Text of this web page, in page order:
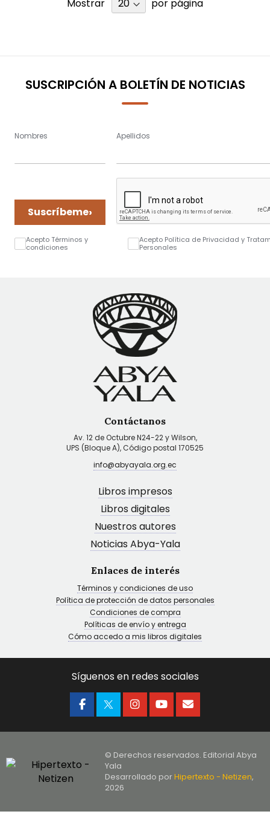
Mostrar por página
SUSCRIPCIÓN A BOLETÍN DE NOTICIAS
Nombres Apellidos
Suscríbeme›
Acepto Términos y
condiciones
Acepto Política de Privacidad y
Personales
Contáctanos
Av. 12 de Octubre N24-22 y Wilson,
UPS (Bloque A), Código postal 170525
info@abyayala.org.ec
Libros impresos
Libros digitales
Nuestros autores
Noticias Abya-Yala
Enlaces de interés
Términos y condiciones de uso
Política de protección de datos personales
Condiciones de compra
Políticas de envío y entrega
Cómo accedo a mis libros digitales
Síguenos en redes sociales
© Derechos reservados. Editorial Abya
Yala
Desarrollado porHipertexto - Netizen,
2026